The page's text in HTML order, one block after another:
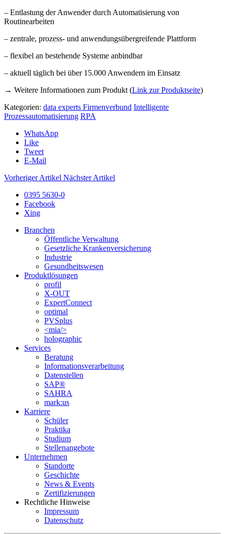
– Entlastung der Anwender durch Automatisierung von
Routinearbeiten
– zentrale, prozess- und anwendungsübergreifende Plattform
– flexibel an bestehende Systeme anbindbar
– aktuell täglich bei über 15.000 Anwendern im Einsatz
→ Weitere Informationen zum Produkt (Link zur Produktseite)
Kategorien: data experts Firmenverbund Intelligente
Prozessautomatisierung RPA
WhatsApp
Like
Tweet
E-Mail
Vorheriger Artikel Nächster Artikel
0395 5630-0
Facebook
Xing
Branchen
Öffentliche Verwaltung
Gesetzliche Krankenversicherung
Industrie
Gesundheitswesen
Produktlösungen
profil
X-OUT
ExpertConnect
optimal
PVSplus
<mia/>
holographic
Services
Beratung
Informations­verarbeitung
Datenstellen
SAP®
SAHRA
mark:us
Karriere
Schüler
Praktika
Studium
Stellenangebote
Unternehmen
Standorte
Geschichte
News & Events
Zertifizierungen
Rechtliche Hinweise
Impressum
Datenschutz